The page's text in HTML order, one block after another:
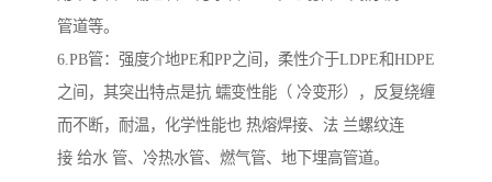
管道等。
6.PB管：强度介地PE和PP之间，柔性介于LDPE和HDPE
之间，其突出特点是抗 蠕变性能（ 冷变形），反复绕缠
而不断，耐温，化学性能也 热熔焊接、法 兰螺纹连
接 给水 管、冷热水管、燃气管、地下埋高管道。